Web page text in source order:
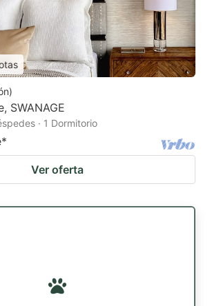
)
SWANAGE
· 1 Dormitorio
*
Ver oferta